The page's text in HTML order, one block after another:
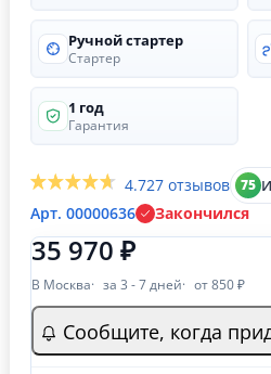
Ручной стартер
Стартер
1 год
Гарантия
4.727 отзывов 75
Арт. 00000636 Закончился
35 970 ₽
В Москва за 3 - 7 дней от 850 ₽
Сообщите, когда